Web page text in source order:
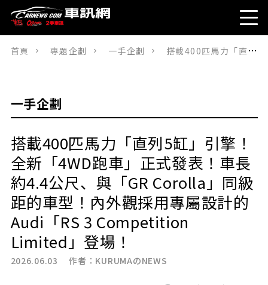
首頁 專題企劃 一手企劃 搭載400匹馬力「直列5缸」引擎！全新「4WD跑車」正式發表！車長約4.4公尺、與「GR Corolla」同級距的車型！內外觀採用專屬設計的Audi「RS 3 Competition Limited」登場！
一手企劃
搭載400匹馬力「直列5缸」引擎！
全新「4WD跑車」正式發表！車長
約4.4公尺、與「GR Corolla」同級
距的車型！內外觀採用專屬設計的
Audi「RS 3 Competition
Limited」登場！
2026.06.03 作者： KURUMAのNEWS